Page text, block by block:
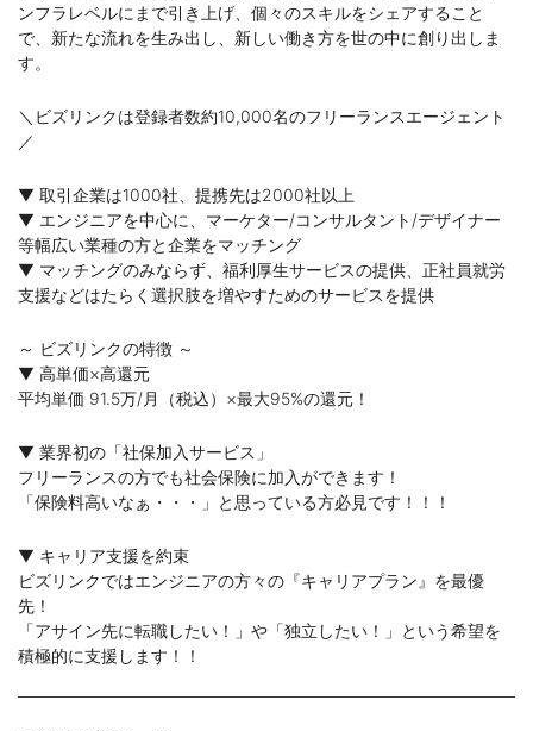
ンフラレベルにまで引き上げ、個々のスキルをシェアすること
で、新たな流れを生み出し、新しい働き方を世の中に創り出しま
す。
＼ビズリンクは登録者数約10,000名のフリーランスエージェント
／
▼ 取引企業は1000社、提携先は2000社以上
▼ エンジニアを中心に、マーケター/コンサルタント/デザイナー
等幅広い業種の方と企業をマッチング
▼ マッチングのみならず、福利厚生サービスの提供、正社員就労
支援などはたらく選択肢を増やすためのサービスを提供
～ ビズリンクの特徴 ～
▼ 高単価×高還元
平均単価 91.5万/月（税込）×最大95%の還元！
▼ 業界初の「社保加入サービス」
フリーランスの方でも社会保険に加入ができます！
「保険料高いなぁ・・・」と思っている方必見です！！！
▼ キャリア支援を約束
ビズリンクではエンジニアの方々の『キャリアプラン』を最優
先！
「アサイン先に転職したい！」や「独立したい！」という希望を
積極的に支援します！！